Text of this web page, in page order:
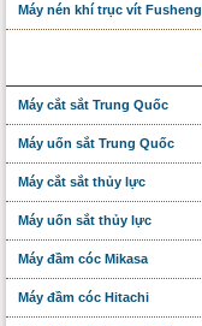
Máy nén khí trục vít Fusheng
Máy cắt sắt Trung Quốc
Máy uốn sắt Trung Quốc
Máy cắt sắt thủy lực
Máy uốn sắt thủy lực
Máy đầm cóc Mikasa
Máy đầm cóc Hitachi